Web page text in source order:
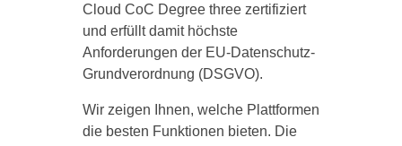
Cloud CoC Degree three zertifiziert
und erfüllt damit höchste
Anforderungen der EU-Datenschutz-
Grundverordnung (DSGVO).
Wir zeigen Ihnen, welche Plattformen
die besten Funktionen bieten. Die